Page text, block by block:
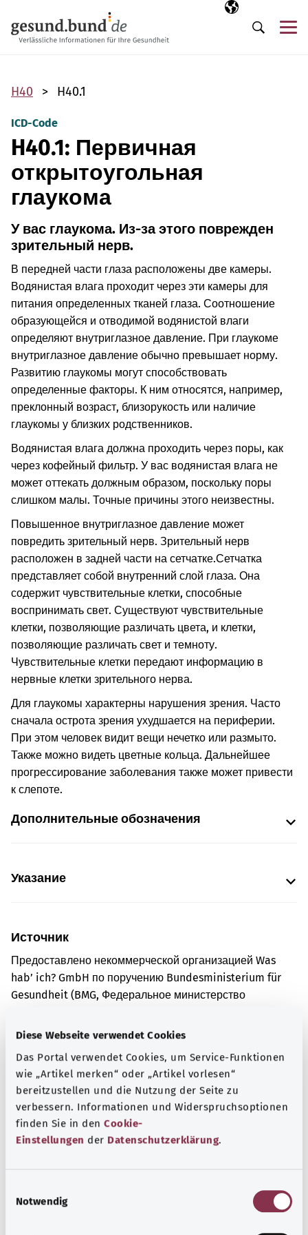
Diese Webseite verwendet Cookies
Das Portal verwendet Cookies, um Service-Funktionen
wie „Artikel merken“ oder „Artikel vorlesen“
bereitzustellen und die Nutzung der Seite zu
verbessern. Informationen und Widerspruchsoptionen
finden Sie in den Cookie-
Einstellungen der Datenschutzerklärung.
Notwendig
Выбранный
RU
Поиск
H40 H40.1
ICD-Code
H40.1: Первичная
открытоугольная
глаукома
У вас глаукома. Из-за этого поврежден
зрительный нерв.
В передней части глаза расположены две камеры.
Водянистая влага проходит через эти камеры для
питания определенных тканей глаза. Соотношение
образующейся и отводимой водянистой влаги
определяют внутриглазное давление. При глаукоме
внутриглазное давление обычно превышает норму.
Развитию глаукомы могут способствовать
определенные факторы. К ним относятся, например,
преклонный возраст, близорукость или наличие
глаукомы у близких родственников.
Водянистая влага должна проходить через поры, как
через кофейный фильтр. У вас водянистая влага не
может оттекать должным образом, поскольку поры
слишком малы. Точные причины этого неизвестны.
Повышенное внутриглазное давление может
повредить зрительный нерв. Зрительный нерв
расположен в задней части на сетчатке.Сетчатка
представляет собой внутренний слой глаза. Она
содержит чувствительные клетки, способные
воспринимать свет. Существуют чувствительные
клетки, позволяющие различать цвета, и клетки,
позволяющие различать свет и темноту.
Чувствительные клетки передают информацию в
нервные клетки зрительного нерва.
Для глаукомы характерны нарушения зрения. Часто
сначала острота зрения ухудшается на периферии.
При этом человек видит вещи нечетко или размыто.
Также можно видеть цветные кольца. Дальнейшее
прогрессирование заболевания также может привести
к слепоте.
Дополнительные обозначения
Указание
Источник
Предоставлено некоммерческой организацией Was
hab’ ich? GmbH по поручению Bundesministerium für
Gesundheit (BMG, Федеральное министерство
Для хорошей осведомленности
Другие статьи